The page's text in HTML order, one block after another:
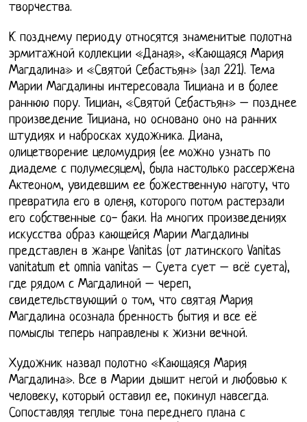
творчества.
К позднему периоду относятся знаменитые полотна
эрмитажной коллекции «Даная», «Кающаяся Мария
Магдалина» и «Святой Себастьян» (зал 221). Тема
Марии Магдалины интересовала Тициана и в более
раннюю пору. Тициан, «Святой Себастьян» – позднее
произведение Тициана, но основано оно на ранних
штудиях и набросках художника. Диана,
олицетворение целомудрия (ее можно узнать по
диадеме с полумесяцем), была настолько рассержена
Актеоном, увидевшим ее божественную наготу, что
превратила его в оленя, которого потом растерзали
его собственные со- баки. На многих произведениях
искусства образ кающейся Марии Магдалины
представлен в жанре Vanitas (от латинского Vanitas
vanitatum et omnia vanitas – Суета сует – всё суета),
где рядом с Магдалиной – череп,
свидетельствующий о том, что святая Мария
Магдалина осознала бренность бытия и все её
помыслы теперь направлены к жизни вечной.
Художник назвал полотно «Кающаяся Мария
Магдалина». Все в Марии дышит негой и любовью к
человеку, который оставил ее, покинул навсегда.
Сопоставляя теплые тона переднего плана с